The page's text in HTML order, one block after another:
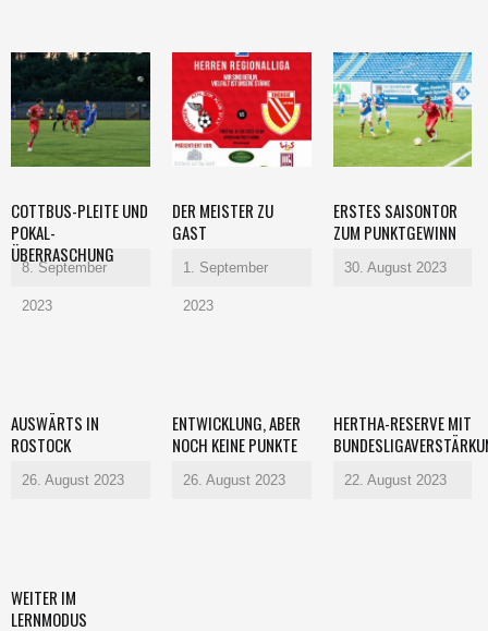
COTTBUS-PLEITE UND
POKAL-
ÜBERRASCHUNG
8. September
2023
DER MEISTER ZU
GAST
1. September
2023
ERSTES SAISONTOR
ZUM PUNKTGEWINN
30. August 2023
AUSWÄRTS IN
ROSTOCK
26. August 2023
ENTWICKLUNG, ABER
NOCH KEINE PUNKTE
26. August 2023
HERTHA-RESERVE MIT
22. August 2023
WEITER IM
LERNMODUS